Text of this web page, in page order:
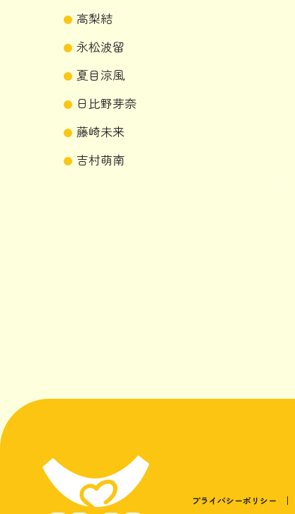
高梨結
永松波留
夏目涼風
日比野芽奈
藤崎未来
吉村萌南
プライバシーポリシー